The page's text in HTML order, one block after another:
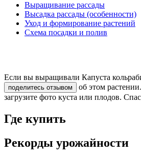
Выращивание рассады
Высадка рассады (особенности)
Уход и формирование растений
Схема посадки и полив
Если вы выращивали Капуста
поделитесь отзывом
об этом
загрузите фото куста или плодов.
Где купить
Рекорды урожайности